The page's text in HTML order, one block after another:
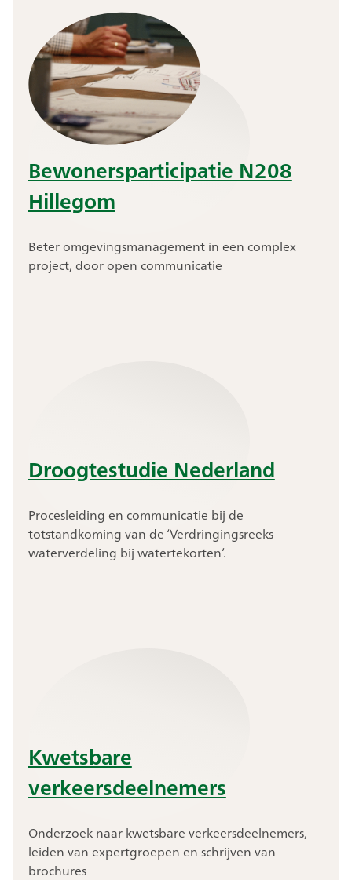
Bewonersparticipatie N208
Hillegom
Beter omgevingsmanagement in een complex
project, door open communicatie
Droogtestudie Nederland
Procesleiding en communicatie bij de
totstandkoming van de ‘Verdringingsreeks
waterverdeling bij watertekorten’.
Kwetsbare
verkeersdeelnemers
Onderzoek naar kwetsbare verkeersdeelnemers,
leiden van expertgroepen en schrijven van
brochures